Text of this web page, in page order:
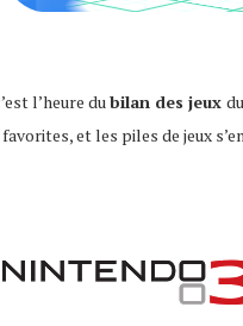
l’heure dubilan des jeux
et les piles de jeux